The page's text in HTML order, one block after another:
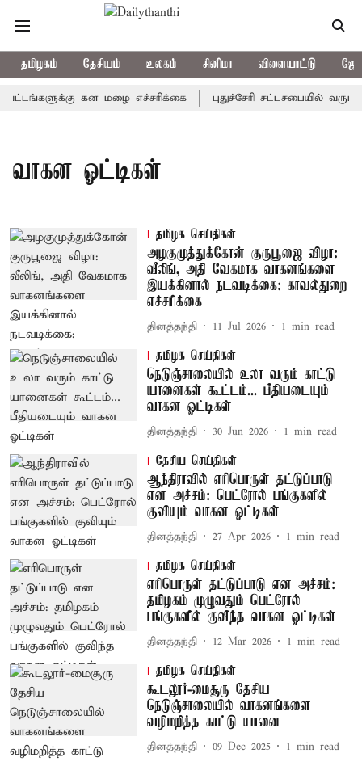
தமிழகம் தேசியம் உலகம் சினிமா விளையாட்டு
கன மழை எச்சரிக்கை புதுச்சேரி சட்டசபையில்
வாகன ஓட்டிகள்
தமிழக செய்திகள்
அழகுமுத்துக்கோன் குருபூஜை விழா:
வீலிங், அதி வேகமாக வாகனங்களை
இயக்கினால் நடவடிக்கை: காவல்துறை
எச்சரிக்கை
தினத்தந்தி 11 Jul 2026 1 min read
தமிழக செய்திகள்
நெடுஞ்சாலையில் உலா வரும் காட்டு
யானைகள் கூட்டம்... பீதியடையும்
வாகன ஓட்டிகள்
தினத்தந்தி 30 Jun 2026 1 min read
தேசிய செய்திகள்
ஆந்திராவில் எரிபொருள் தட்டுப்பாடு
என அச்சம்: பெட்ரோல் பங்குகளில்
குவியும் வாகன ஓட்டிகள்
தினத்தந்தி 27 Apr 2026 1 min read
தமிழக செய்திகள்
எரிபொருள் தட்டுப்பாடு என அச்சம்:
தமிழகம் முழுவதும் பெட்ரோல்
பங்குகளில் குவிந்த வாகன ஓட்டிகள்
தினத்தந்தி 12 Mar 2026 1 min read
தமிழக செய்திகள்
கூடலூர்-மைசூரு தேசிய
நெடுஞ்சாலையில் வாகனங்களை
வழிமறித்த காட்டு யானை
தினத்தந்தி 09 Dec 2025 1 min read